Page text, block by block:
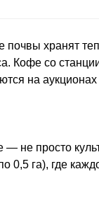
почвы хранят
Кофе со
на
не просто
0,5 га), где